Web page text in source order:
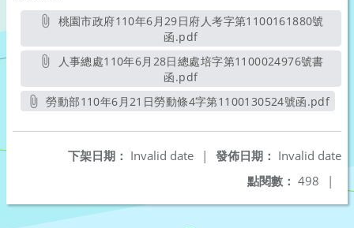
函.pdf另開新視窗
函.pdf另開新視窗
勞動部110年6月21日勞動條4字第1100130524號函.pdf
發佈日期： Invalid date
下架日期： Invalid date
|
點閱數： 498 |